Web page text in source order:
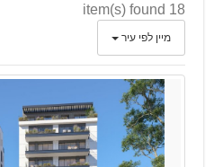
18 item(s) found
מיין לפי עיר